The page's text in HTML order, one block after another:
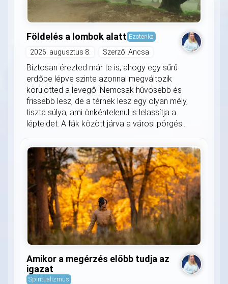
Földelés a lombok alatt Ezoterika
2026. augusztus 8. Szerző: Ancsa
Biztosan érezted már te is, ahogy egy sűrű
erdőbe lépve szinte azonnal megváltozik
körülötted a levegő. Nemcsak hűvösebb és
frissebb lesz, de a térnek lesz egy olyan mély,
tiszta súlya, ami önkéntelenül is lelassítja a
lépteidet. A fák között járva a városi pörgés...
Amikor a megérzés előbb tudja az
igazat
Spiritualizmus